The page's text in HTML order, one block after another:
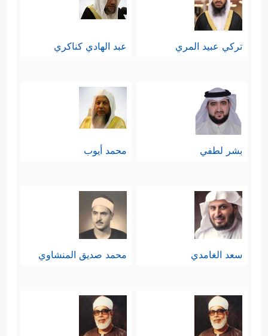
تركي عبيد المري عبد الهادي كناكري
بشر لطفي محمد أيوب
سعد الغامدي محمد صديق المنشاوي